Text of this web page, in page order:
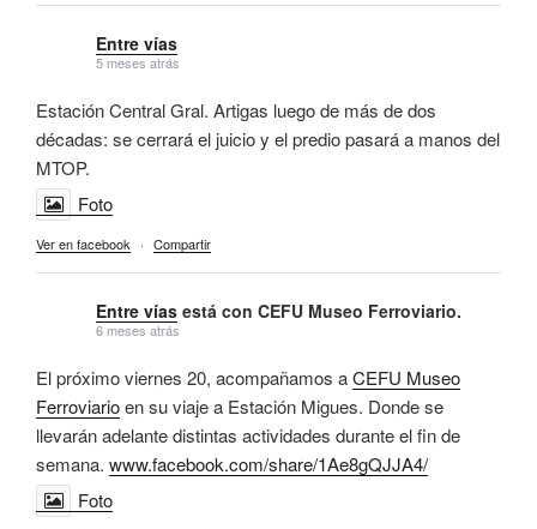
Entre vías
5 meses atrás
Estación Central Gral. Artigas luego de más de dos
décadas: se cerrará el juicio y el predio pasará a manos del
MTOP.
Foto
Ver en facebook · Compartir
Entre vías está con CEFU Museo Ferroviario.
6 meses atrás
El próximo viernes 20, acompañamos aCEFU Museo
Ferroviarioen su viaje a Estación Migues. Donde se
llevarán adelante distintas actividades durante el fin de
semana. www.facebook.com/share/1Ae8gQJJA4/
Foto